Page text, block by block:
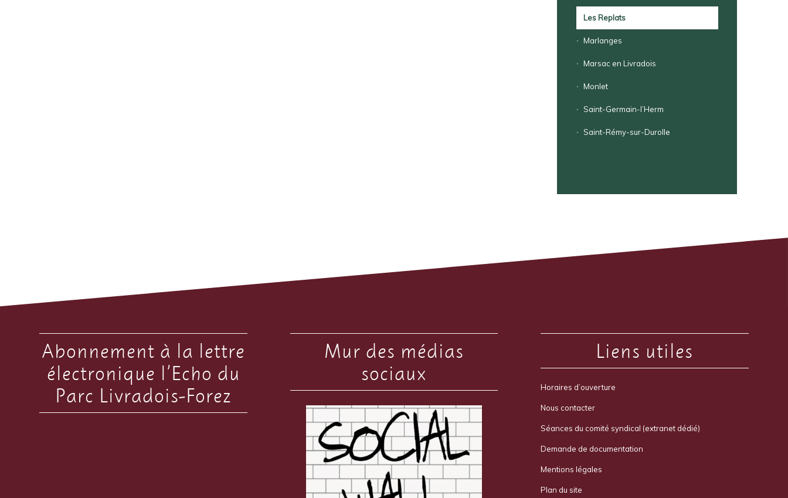
Les Replats
Marlanges
Marsac en Livradois
Monlet
Saint-Germain-l’Herm
Saint-Rémy-sur-Durolle
Abonnement à la lettre
électronique l’Echo du
Parc Livradois-Forez
Mur des médias
sociaux
Liens utiles
Horaires d’ouverture
Nous contacter
Séances du comité syndical (extranet dédié)
Demande de documentation
Mentions légales
Plan du site